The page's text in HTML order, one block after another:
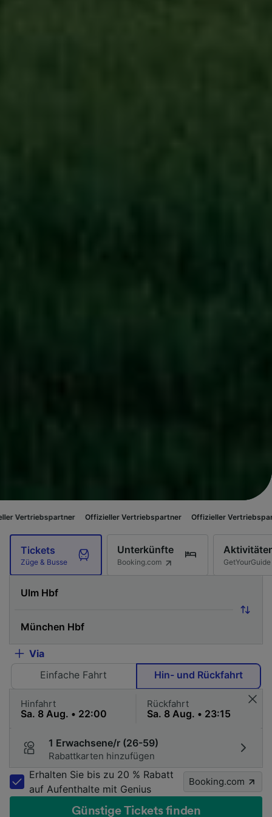
Offizieller Vertriebspartner Offizieller Vertriebspartner
Tickets
Züge & Busse
Unterkünfte
Booking.com GetYourGuide
Via
Einfache Fahrt
Hin- und Rückfahrt
Hinfahrt Rückfahrt
1 Erwachsene/r (26-59)
Rabattkarten hinzufügen
Erhalten Sie bis zu 20 % Rabatt
auf Aufenthalte mit Genius
Booking.com
Günstige Tickets finden